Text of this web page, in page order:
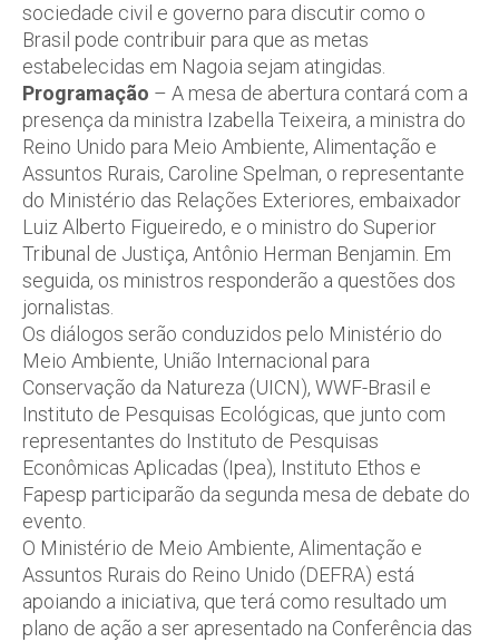
sociedade civil e governo para discutir como o
Brasil pode contribuir para que as metas
estabelecidas em Nagoia sejam atingidas.
Programação – A mesa de abertura contará com a
presença da ministra Izabella Teixeira, a ministra do
Reino Unido para Meio Ambiente, Alimentação e
Assuntos Rurais, Caroline Spelman, o representante
do Ministério das Relações Exteriores, embaixador
Luiz Alberto Figueiredo, e o ministro do Superior
Tribunal de Justiça, Antônio Herman Benjamin. Em
seguida, os ministros responderão a questões dos
jornalistas.
Os diálogos serão conduzidos pelo Ministério do
Meio Ambiente, União Internacional para
Conservação da Natureza (UICN), WWF-Brasil e
Instituto de Pesquisas Ecológicas, que junto com
representantes do Instituto de Pesquisas
Econômicas Aplicadas (Ipea), Instituto Ethos e
Fapesp participarão da segunda mesa de debate do
evento.
O Ministério de Meio Ambiente, Alimentação e
Assuntos Rurais do Reino Unido (DEFRA) está
apoiando a iniciativa, que terá como resultado um
plano de ação a ser apresentado na Conferência das